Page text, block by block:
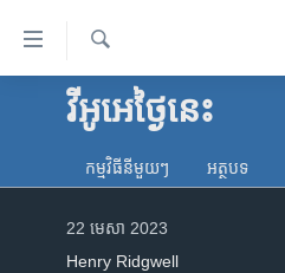
ទៅ​
គេហទំព័រ​
ទាក់ទង
និង​អាមេរិក
ស្វែង​
រក
វីអូអេថ្ងៃនេះ
កម្មវិធី​នីមួយៗ អត្ថបទ​
22 មេសា 2023
Henry Ridgwell